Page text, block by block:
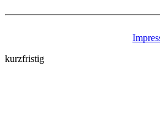
kurzfristig